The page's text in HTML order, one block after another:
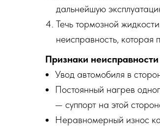
дальнейшую
Течь тормозной
неисправность, которая
Признаки
Увод автомобиля в
Постоянный нагрев
— суппорт на этой
Неравномерный износ